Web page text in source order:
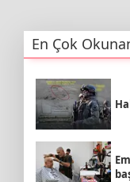
En Çok